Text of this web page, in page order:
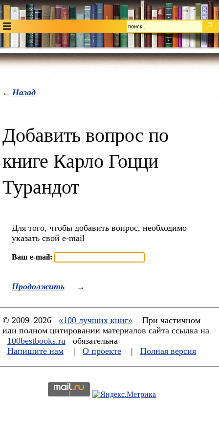
← Назад
Добавить вопрос по
книге Карло Гоцци
Турандот
Для того, чтобы добавить вопрос, необходимо
указать свой e-mail
Ваш e-mail:
Продолжить →
© 2009–2026 «100 лучших книг»
При частичном
или полном цитировании материалов сайта ссылка на
100bestbooks.ru
обязательна
Напишите нам
| О проекте | Полная версия